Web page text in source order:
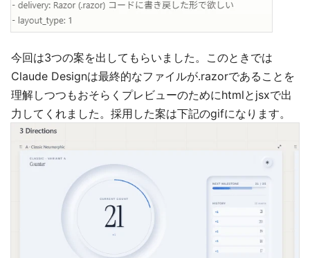
今回は3つの案を出してもらいました。このときでは
Claude Designは最終的なファイルが.razorであることを
理解しつつもおそらくプレビューのためにhtmlとjsxで出
力してくれました。採用した案は下記のgifになります。